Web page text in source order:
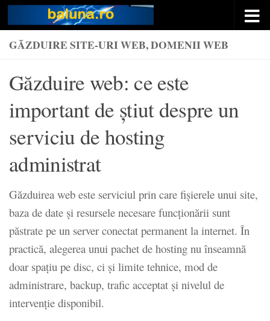
Skip to content
GĂZDUIRE SITE-URI WEB, DOMENII WEB
Găzduire web: ce este
important de știut despre un
serviciu de hosting
administrat
Găzduirea web este serviciul prin care fișierele unui site,
baza de date și resursele necesare funcționării sunt
păstrate pe un server conectat permanent la internet. În
practică, alegerea unui pachet de hosting nu înseamnă
doar spațiu pe disc, ci și limite tehnice, mod de
administrare, backup, trafic acceptat și nivelul de
intervenție disponibil.